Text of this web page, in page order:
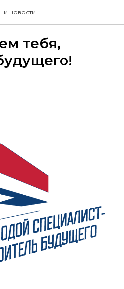
новости
тебя,